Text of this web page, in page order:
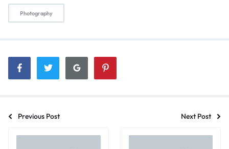
Photography
Previous Post Next Post